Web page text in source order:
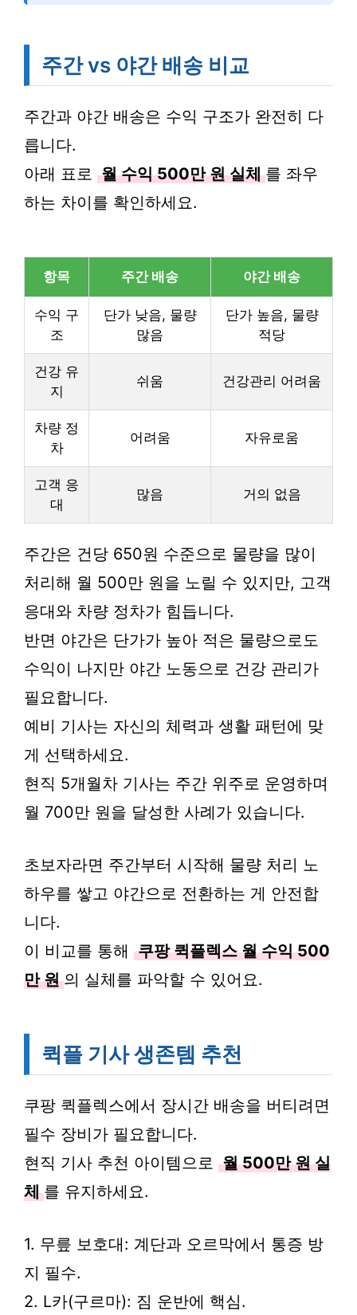
주간 vs 야간 배송 비교
주간과 야간 배송은 수익 구조가 완전히 다
릅니다.
아래 표로 월 수익 500만 원 실체 를 좌우
하는 차이를 확인하세요.
항목 주간 배송 야간 배송
수익 구
조
단가 낮음, 물량
많음
단가 높음, 물량
적당
건강 유
지
쉬움 건강관리 어려움
차량 정
차
어려움 자유로움
고객 응
대
많음 거의 없음
주간은 건당 650원 수준으로 물량을 많이
처리해 월 500만 원을 노릴 수 있지만, 고객
응대와 차량 정차가 힘듭니다.
반면 야간은 단가가 높아 적은 물량으로도
수익이 나지만 야간 노동으로 건강 관리가
필요합니다.
예비 기사는 자신의 체력과 생활 패턴에 맞
게 선택하세요.
현직 5개월차 기사는 주간 위주로 운영하며
월 700만 원을 달성한 사례가 있습니다.
초보자라면 주간부터 시작해 물량 처리 노
하우를 쌓고 야간으로 전환하는 게 안전합
니다.
이 비교를 통해 쿠팡 퀵플렉스 월 수익 500
만 원 의 실체를 파악할 수 있어요.
퀵플 기사 생존템 추천
쿠팡 퀵플렉스에서 장시간 배송을 버티려면
필수 장비가 필요합니다.
현직 기사 추천 아이템으로 월 500만 원 실
체 를 유지하세요.
1. 무릎 보호대: 계단과 오르막에서 통증 방
지 필수.
2. L카(구르마): 짐 운반에 핵심.